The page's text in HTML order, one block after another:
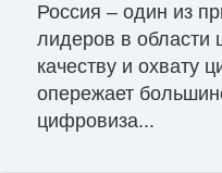
Россия – один из
лидеров в области
качеству и охвату
опережает
цифровиза...